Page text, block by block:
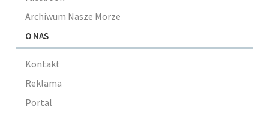
Archiwum Nasze Morze
O NAS
Kontakt
Reklama
Portal